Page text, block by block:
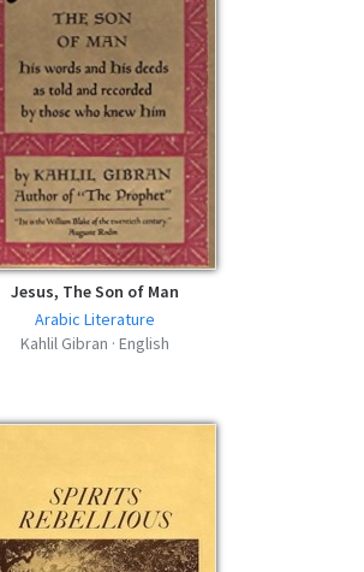
Jesus, The Son of Man
Arabic Literature
Kahlil Gibran · English